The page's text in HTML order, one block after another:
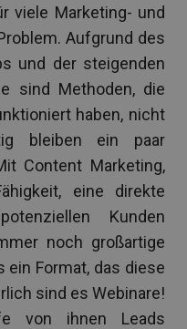
viele Marketing- und
Aufgrund des
und der steigenden
sind Methoden, die
haben, nicht
bleiben ein paar
Content Marketing,
eine direkte
Kunden
noch großartige
ein Format, das diese
sind es Webinare!
von ihnen Leads